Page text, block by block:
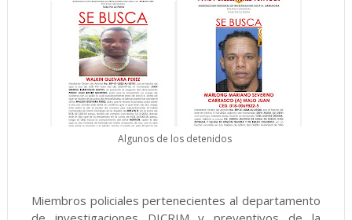
Algunos de los detenidos
Miembros policiales pertenecientes al departamento